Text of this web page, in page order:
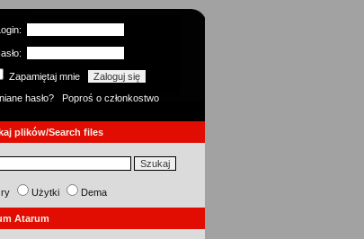
Zapamiętaj mnie
hasło?
Poproś o członkostwo
plików/Search files
Użytki Dema
Atarum